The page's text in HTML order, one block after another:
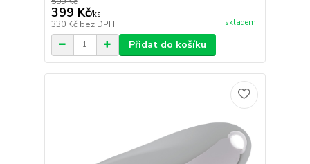
399 Kč/ks
330 Kč bez DPH skladem
Přidat do košíku